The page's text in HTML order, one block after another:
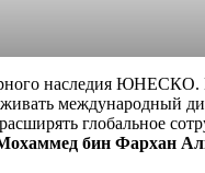
наследия ЮНЕСКО.
международный
глобальное
бин Фархан